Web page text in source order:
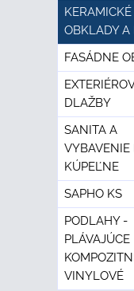
KERAMICKÉ
OBKLADY
FASÁDNE
DLAŽBY
SANITA A
VYBAVENIE
KÚPEĽNE
SAPHO KS
PODLAHY -
PLÁVAJÚCE
VINYLOVÉ